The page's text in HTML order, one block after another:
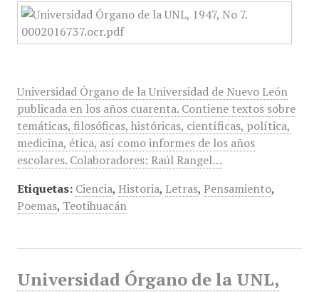
Universidad Órgano de la Universidad de Nuevo León
publicada en los años cuarenta. Contiene textos sobre
temáticas, filosóficas, históricas, científicas, política,
medicina, ética, así como informes de los años
escolares. Colaboradores: Raúl Rangel…
Etiquetas: Ciencia, Historia, Letras, Pensamiento,
Poemas, Teotihuacán
Universidad Órgano de la UNL,